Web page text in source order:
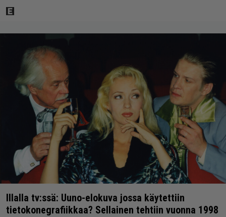
Illalla tv:ssä: Uuno-elokuva jossa käytettiin
tietokonegrafiikkaa? Sellainen tehtiin vuonna 1998